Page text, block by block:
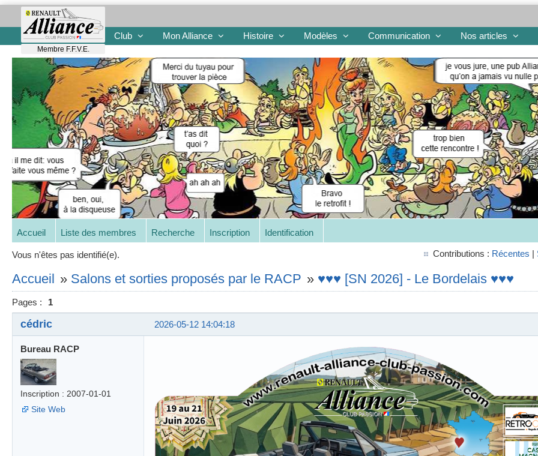
Membre F.F.V.E.
Club Mon Alliance Histoire Modèles Communication Nos articles
Accueil Liste des membres Recherche Inscription Identification
Vous n'êtes pas identifié(e). Contributions : Récentes |
Accueil » Salons et sorties proposés par le RACP » ♥♥♥ [SN 2026] - Le Bordelais ♥♥♥
Pages : 1
2026-05-12 14:04:18
cédric
Bureau RACP
Inscription : 2007-01-01
Site Web